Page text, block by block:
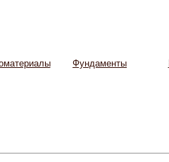
Фундаменты